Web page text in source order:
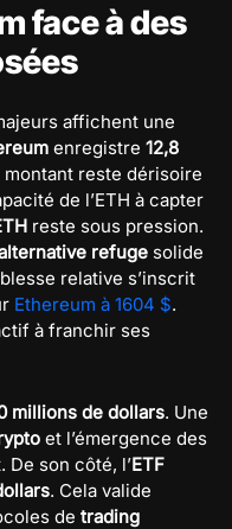
face à des
affichent une
enregistre 12,8
reste dérisoire
de l’ETH à capter
reste sous pression.
refuge solide
relative s’inscrit
Ethereum à 1604 $.
à franchir ses
millions de dollars. Une
et l’émergence des
De son côté, l’ETF
. Cela valide
de trading